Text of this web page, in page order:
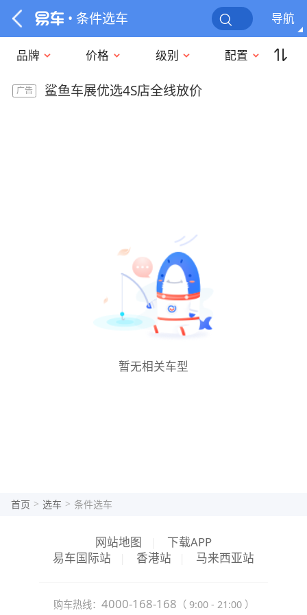
• 条件选车 导航
品牌 价格 级别 配置
广告 鲨鱼车展优选4S店全线放价
暂无相关车型
首页 > 选车 > 条件选车
网站地图
下载APP
易车国际站
香港站 马来西亚站
购车热线： 4000-168-168 （ 9:00 - 21:00 ）